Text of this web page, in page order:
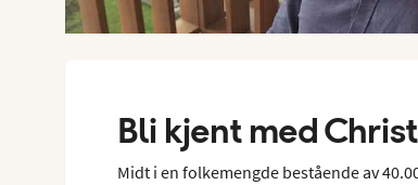
Bli kjent med
Midt i en folkemengde bestående av